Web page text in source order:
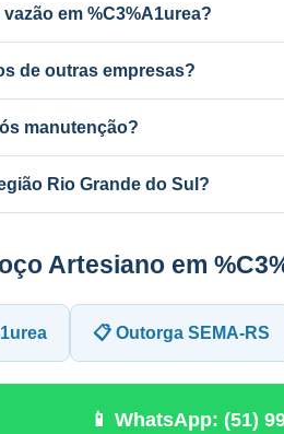
em %C3%A1urea?
e manganês, colmatação do
de outras empresas?
de qualquer poço artesiano em
manutenção?
mudança de vazão pode exigir
Rio Grande do Sul?
e equipe própria em todo o RS
Artesiano em
📋 Outorga SEMA-RS
📱 WhatsApp: (51)